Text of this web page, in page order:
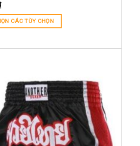
CÁC TÙY CHỌN
thích